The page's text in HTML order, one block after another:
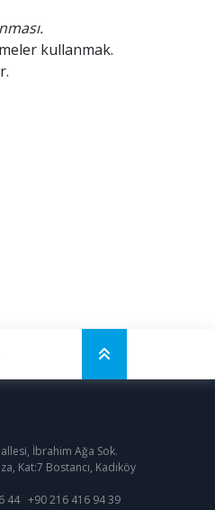
kullanmak.
İbrahim Ağa Sok.
Kat:7 Bostancı, Kadıköy
44/ +90 216 416 94 39